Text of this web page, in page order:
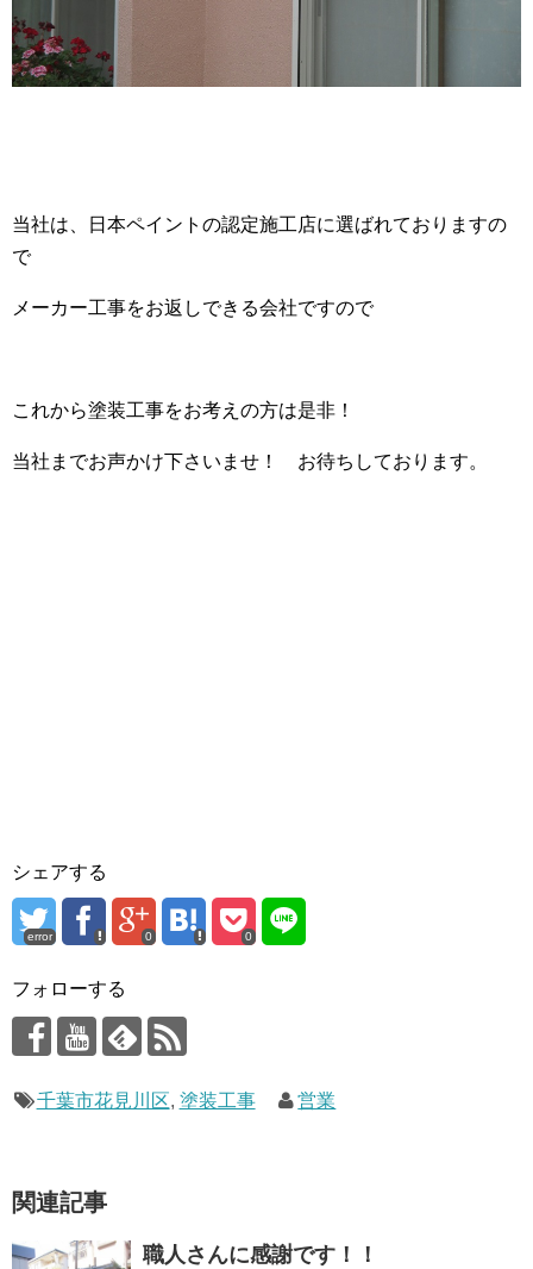
当社は、日本ペイントの認定施工店に選ばれておりますの
で
メーカー工事をお返しできる会社ですので
これから塗装工事をお考えの方は是非！
当社までお声かけ下さいませ！ お待ちしております。
シェアする
error 0 0
フォローする
千葉市花見川区, 塗装工事 営業
関連記事
職人さんに感謝です！！